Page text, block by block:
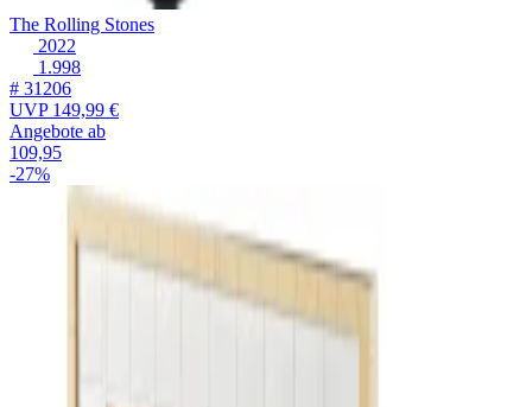
The Rolling Stones
2022
1.998
# 31206
UVP149,99 €
Angebote ab
109,95
-27%